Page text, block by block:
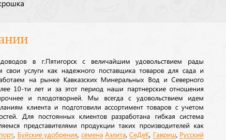
в г.Пятигорск с величайшим удовольствием рады
свои услуги как надежного поставщика товаров для сада и
на рынке Кавказских Минеральных Вод и Северного
10-ти лет и за этот период наши партнерские отношения
и плодотворней. Мы всегда с удовольствием идем
клиента и подготовили ассортимент товаров с учетом
Для постоянных клиентов разработана гибкая система
представителями продукции таких производителей как
Буйские удобрения семена Аэлита,СеДеК Гавриш Русский